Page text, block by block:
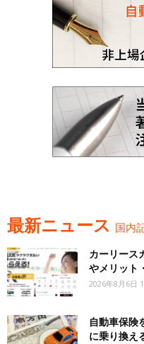
最新ニュース 国内
カーリース
やメリット
2026年8月6日
自動車保険
に乗り換え